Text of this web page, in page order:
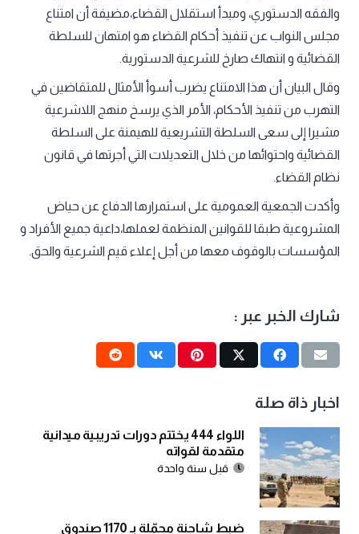
والفقه الدستوري، ومبدأ استقلال القضاء،مضيفة أن امتناع
مجلس النواب عن تنفيذ أحكام القضاء هو امتهان للسلطة
القضائية و انتهاك صارخ للشرعية الدستورية.
وقال البيان أن هذا الامتناع يضرب أسوأ الأمثال للمتقاضين في
التهرب من تنفيذ الأحكام، الأمر الذي يرسخ منهج اللاشرعية
مشيرا إلى سعى السلطة التشريعية للهيمنة على السلطة
القضائية واحتوائها من خلال التعديلات التي أجرتها في قانون
نظام القضاء.
وأكدت الجمعية العمومية على استمرارها الدفاع عن حياض
المشروعية طبقا للقوانين المنظمة لعملها،داعية جميع الأفراد و
المؤسسات بالوقوف معها من أجل إعلاء قيم الشرعية والحق.
شارك الخبر عبر :
اخبار ذاة صلة
اللواء 444 يختتم دورات تدريبية ميدانية
متقدمة لقواته
قبل سنة واحدة
ضبط شاحنة محمّلة بـ 1170 صندوق